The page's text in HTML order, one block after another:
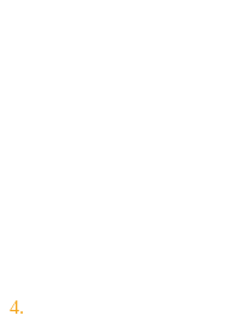
4.